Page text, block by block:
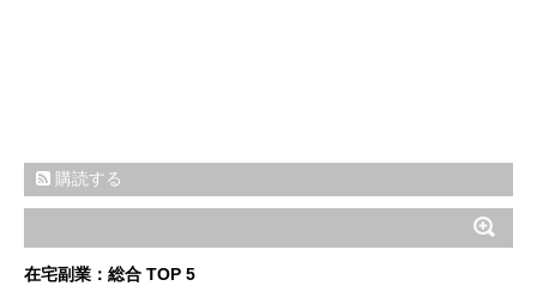
購読する
在宅副業：総合 TOP 5